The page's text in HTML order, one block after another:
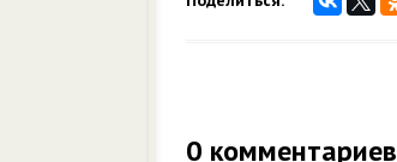
0 комментариев